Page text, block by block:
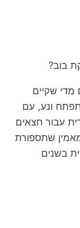
בוב?
שקיים
ונע, עם
עבור חצאים
שתספורת
בשנים